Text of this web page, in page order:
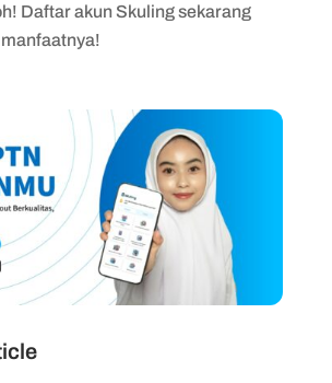
Daftar akun Skuling sekarang